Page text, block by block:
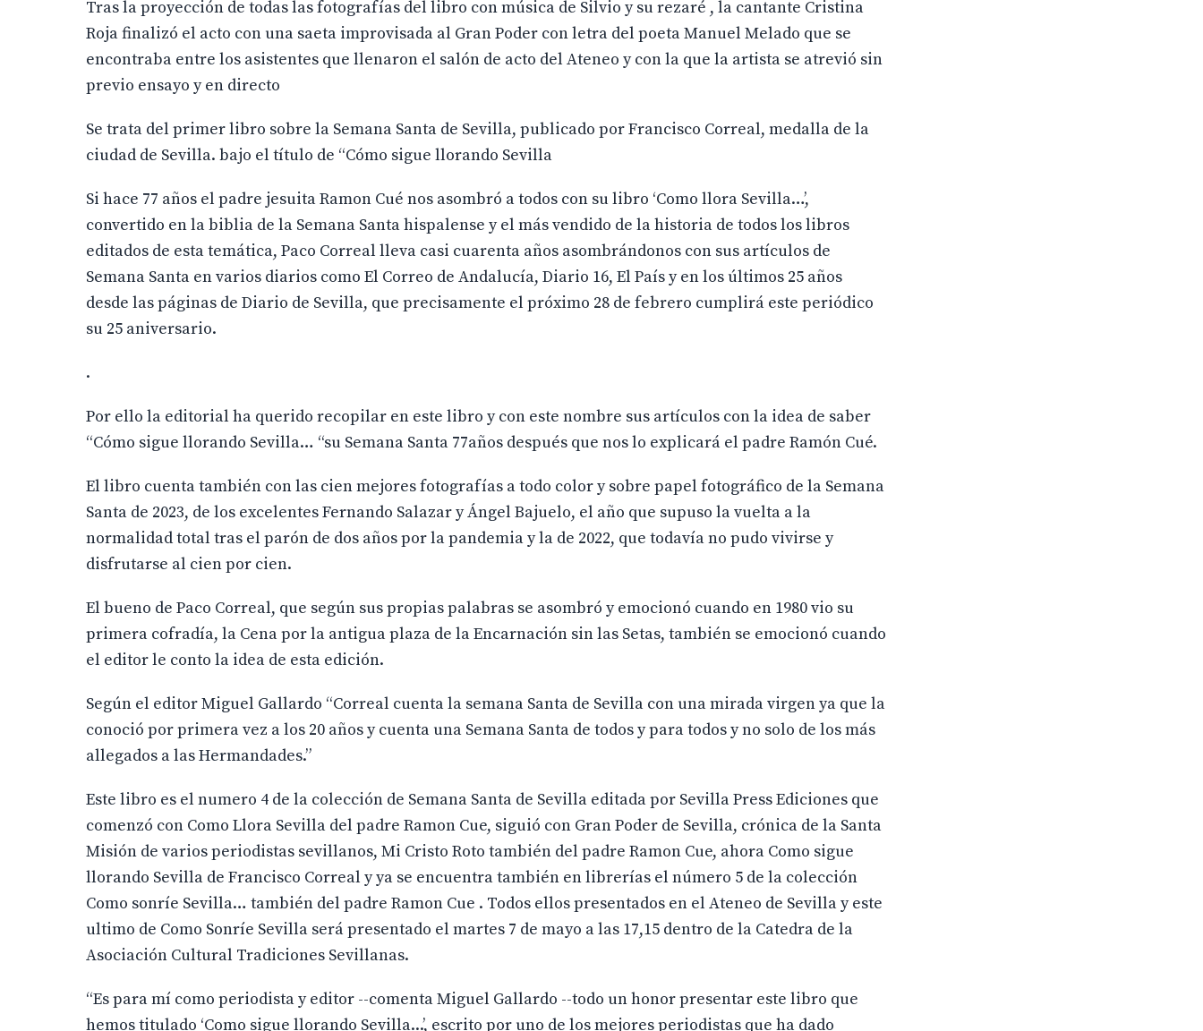
Tras la proyección de todas las fotografías del libro con música de Silvio y su rezaré , la cantante Cristina
Roja finalizó el acto con una saeta improvisada al Gran Poder con letra del poeta Manuel Melado que se
encontraba entre los asistentes que llenaron el salón de acto del Ateneo y con la que la artista se atrevió sin
previo ensayo y en directo
Se trata del primer libro sobre la Semana Santa de Sevilla, publicado por Francisco Correal, medalla de la
ciudad de Sevilla. bajo el título de “Cómo sigue llorando Sevilla
Si hace 77 años el padre jesuita Ramon Cué nos asombró a todos con su libro ‘Como llora Sevilla…’,
convertido en la biblia de la Semana Santa hispalense y el más vendido de la historia de todos los libros
editados de esta temática, Paco Correal lleva casi cuarenta años asombrándonos con sus artículos de
Semana Santa en varios diarios como El Correo de Andalucía, Diario 16, El País y en los últimos 25 años
desde las páginas de Diario de Sevilla, que precisamente el próximo 28 de febrero cumplirá este periódico
su 25 aniversario.
.
Por ello la editorial ha querido recopilar en este libro y con este nombre sus artículos con la idea de saber
“Cómo sigue llorando Sevilla… “su Semana Santa 77años después que nos lo explicará el padre Ramón Cué.
El libro cuenta también con las cien mejores fotografías a todo color y sobre papel fotográfico de la Semana
Santa de 2023, de los excelentes Fernando Salazar y Ángel Bajuelo, el año que supuso la vuelta a la
normalidad total tras el parón de dos años por la pandemia y la de 2022, que todavía no pudo vivirse y
disfrutarse al cien por cien.
El bueno de Paco Correal, que según sus propias palabras se asombró y emocionó cuando en 1980 vio su
primera cofradía, la Cena por la antigua plaza de la Encarnación sin las Setas, también se emocionó cuando
el editor le conto la idea de esta edición.
Según el editor Miguel Gallardo “Correal cuenta la semana Santa de Sevilla con una mirada virgen ya que la
conoció por primera vez a los 20 años y cuenta una Semana Santa de todos y para todos y no solo de los más
allegados a las Hermandades.”
Este libro es el numero 4 de la colección de Semana Santa de Sevilla editada por Sevilla Press Ediciones que
comenzó con Como Llora Sevilla del padre Ramon Cue, siguió con Gran Poder de Sevilla, crónica de la Santa
Misión de varios periodistas sevillanos, Mi Cristo Roto también del padre Ramon Cue, ahora Como sigue
llorando Sevilla de Francisco Correal y ya se encuentra también en librerías el número 5 de la colección
Como sonríe Sevilla… también del padre Ramon Cue . Todos ellos presentados en el Ateneo de Sevilla y este
ultimo de Como Sonríe Sevilla será presentado el martes 7 de mayo a las 17,15 dentro de la Catedra de la
Asociación Cultural Tradiciones Sevillanas.
“Es para mí como periodista y editor --comenta Miguel Gallardo --todo un honor presentar este libro que
hemos titulado ‘Como sigue llorando Sevilla...’, escrito por uno de los mejores periodistas que ha dado